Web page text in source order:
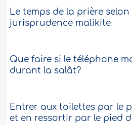
Le temps de la prière selon
jurisprudence malikite
Que faire si le téléphone
durant la salât?
Entrer aux toilettes par le
et en ressortir par le pied